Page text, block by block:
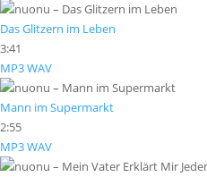
Das Glitzern im Leben
3:41
MP3WAV
Mann im Supermarkt
2:55
MP3WAV